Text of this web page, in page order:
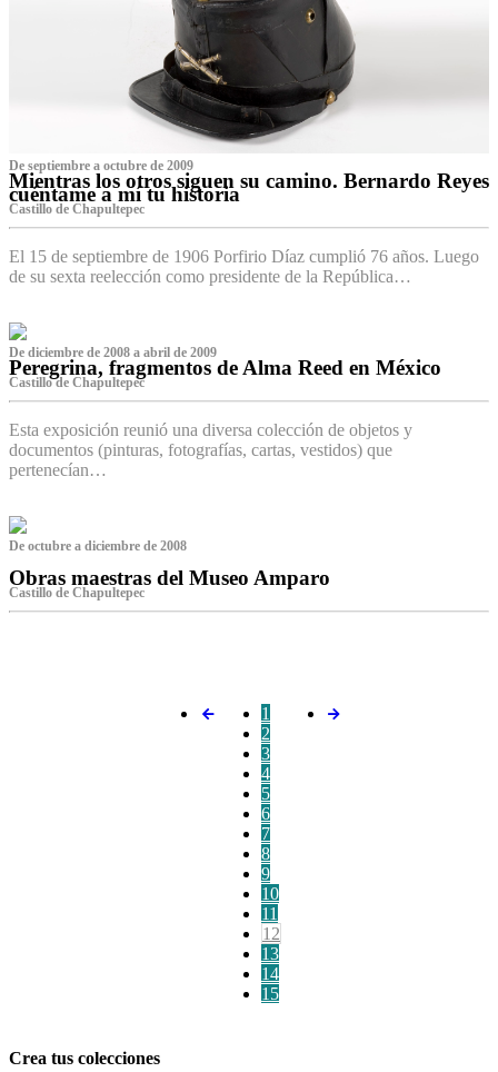
De septiembre a octubre de 2009
Mientras los otros siguen su camino. Bernardo Reyes
cuéntame a mí tu historia
Castillo de Chapultepec
El 15 de septiembre de 1906 Porfirio Díaz cumplió 76 años. Luego
de su sexta reelección como presidente de la República…
De diciembre de 2008 a abril de 2009
Peregrina, fragmentos de Alma Reed en México
Castillo de Chapultepec
Esta exposición reunió una diversa colección de objetos y
documentos (pinturas, fotografías, cartas, vestidos) que
pertenecían…
De octubre a diciembre de 2008
Obras maestras del Museo Amparo
Castillo de Chapultepec
1
2
3
4
5
6
7
8
9
10
11
12
13
14
15
Crea tus colecciones